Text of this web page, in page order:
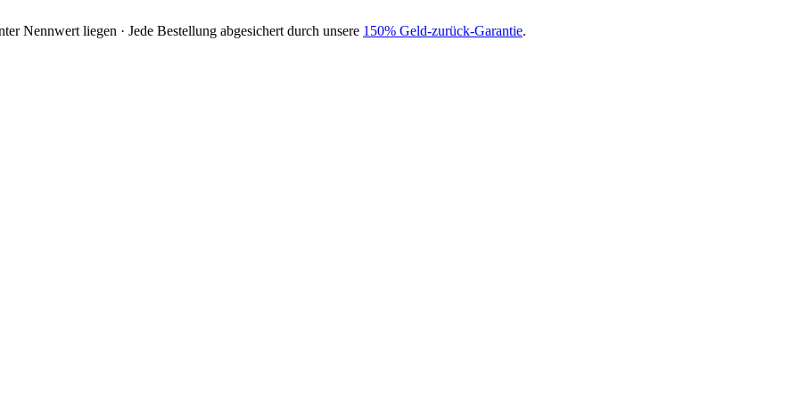
Nennwert liegen · Jede Bestellung abgesichert durch unsere 150% Geld-zurück-Garantie.